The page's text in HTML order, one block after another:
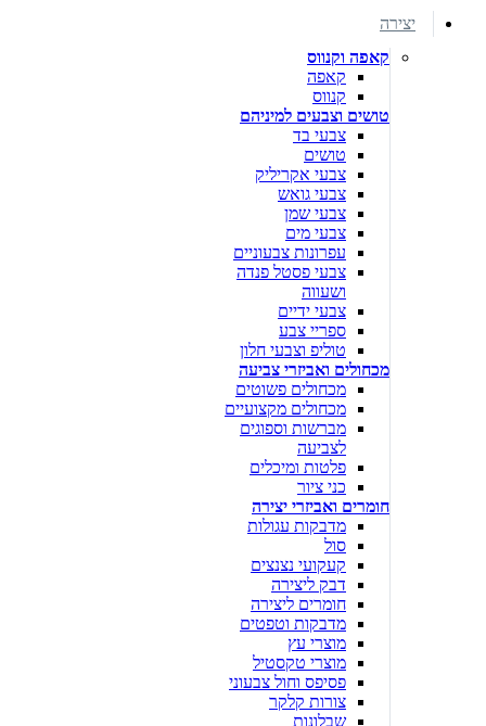
יצירה
קאפה וקנווס
קאפה
קנווס
טושים וצבעים למיניהם
צבעי בד
טושים
צבעי אקריליק
צבעי גואש
צבעי שמן
צבעי מים
עפרונות צבעוניים
צבעי פסטל פנדה
ושעווה
צבעי ידיים
ספריי צבע
טוליפ וצבעי חלון
מכחולים ואביזרי צביעה
מכחולים פשוטים
מכחולים מקצועיים
מברשות וספוגים
לצביעה
פלטות ומיכלים
כני ציור
חומרים ואביזרי יצירה
מדבקות עגולות
סול
קעקועי נצנצים
דבק ליצירה
חומרים ליצירה
מדבקות וטפטים
מוצרי עץ
מוצרי טקסטיל
פסיפס וחול צבעוני
צורות קלקר
שבלונות